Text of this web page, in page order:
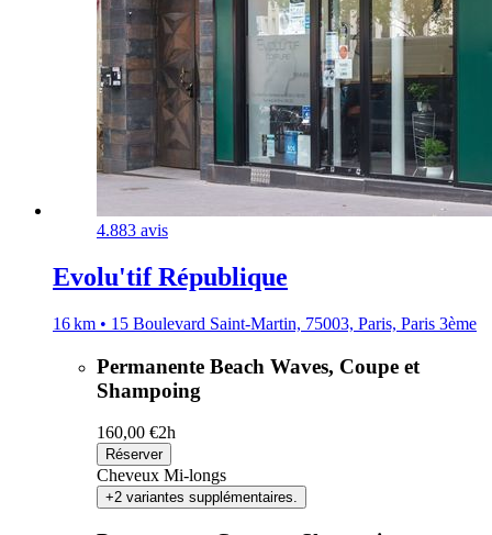
4.883 avis
Evolu'tif République
16 km • 15 Boulevard Saint-Martin, 75003, Paris, Paris 3ème
Permanente Beach Waves, Coupe et
Shampoing
160,00 €2h
Réserver
Cheveux Mi-longs
+2 variantes supplémentaires.